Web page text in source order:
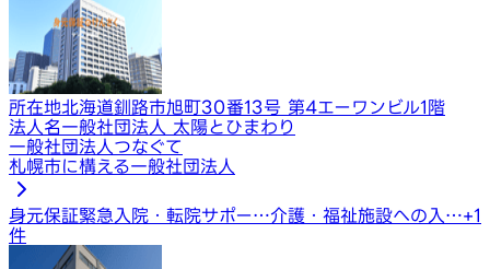
所在地北海道釧路市旭町30番13号 第4エーワンビル1階
法人名一般社団法人 太陽とひまわり
一般社団法人つなぐて
札幌市に構える一般社団法人
身元保証緊急入院・転院サポー…介護・福祉施設への入…+1
件